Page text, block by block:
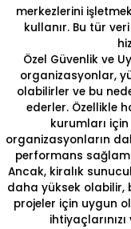
merkezlerini
kullanır. Bu tür
Özel Güvenlik ve
organizasyonlar,
olabilirler ve bu
ederler. Özellikle
kurumları
organizasyonların
performans
Ancak, kiralık
daha yüksek olabilir,
projeler için uygun